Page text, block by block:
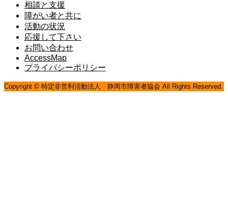
相談と支援
障がい者と共に
活動の状況
応援して下さい
お問い合わせ
AccessMap
プライバシーポリシー
Copyright © 特定非営利活動法人 静岡市障害者協会 All Rights Reserved.